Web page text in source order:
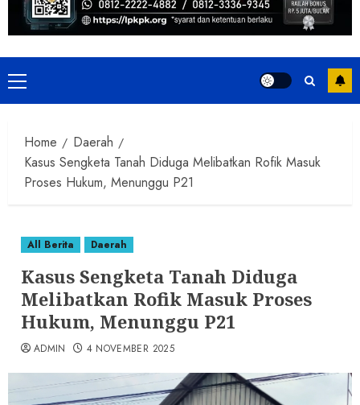
Primary
Menu
Home
Daerah
Kasus Sengketa Tanah Diduga Melibatkan Rofik Masuk
Proses Hukum, Menunggu P21
All Berita Daerah
Kasus Sengketa Tanah Diduga
Melibatkan Rofik Masuk Proses
Hukum, Menunggu P21
ADMIN 4 NOVEMBER 2025